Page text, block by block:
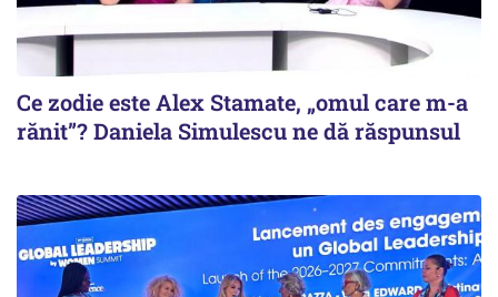
Ce zodie este Alex Stamate, „omul care m-a
rănit”? Daniela Simulescu ne dă răspunsul